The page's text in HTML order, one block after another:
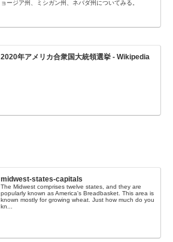
ョージア州、ミシガン州、ネバダ州についてみる。
2020年アメリカ合衆国大統領選挙 - Wikipedia
midwest-states-capitals
The Midwest comprises twelve states, and they are
popularly known as America's Breadbasket. This area is
known mostly for growing wheat. Just how much do you
kn...